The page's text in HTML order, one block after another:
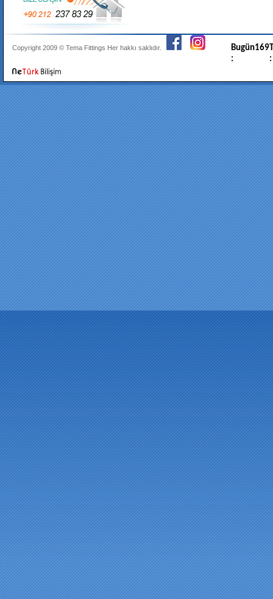
Copyright 2009 © Tema Fittings Her hakkı saklıdır.
Bugün
:
169
: